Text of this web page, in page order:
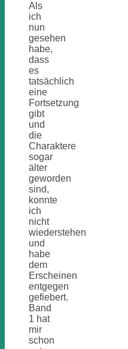
Als
ich
nun
gesehen
habe,
dass
es
tatsächlich
eine
Fortsetzung
gibt
und
die
Charaktere
sogar
älter
geworden
sind,
konnte
ich
nicht
wiederstehen
und
habe
dem
Erscheinen
entgegen
gefiebert.
Band
1 hat
mir
schon